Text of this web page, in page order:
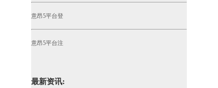
意昂5平台登
意昂5平台注
最新资讯: